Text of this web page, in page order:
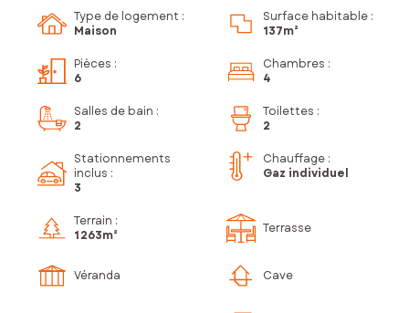
Type de logement :
Maison
Surface habitable :
137m²
Pièces :
6
Chambres :
4
Salles de bain :
2
Toilettes :
2
Stationnements
inclus :
3
Chauffage :
Gaz individuel
Terrain :
1 263m²
Terrasse
Véranda Cave